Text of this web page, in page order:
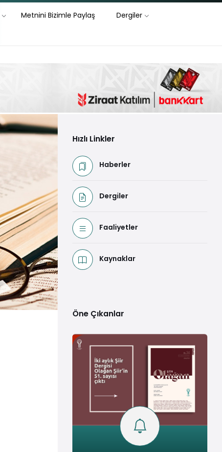
Metnini Bizimle Paylaş Dergiler
Hızlı Linkler
Haberler
Dergiler
Faaliyetler
Kaynaklar
Öne Çıkanlar